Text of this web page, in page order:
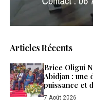
Articles Récents
Brice Oligui
Abidjan : une
puissance et
Côte d’Ivoire
7 Août 2026